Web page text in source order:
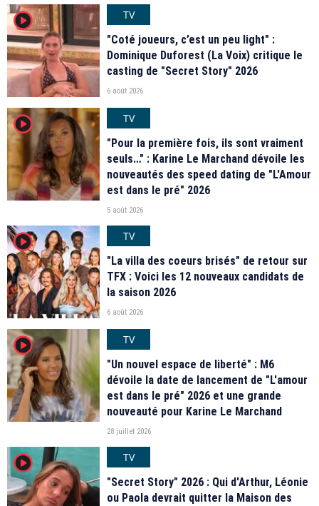
player2
TV
"Coté joueurs, c’est un peu light" :
Dominique Duforest (La Voix) critique le
casting de "Secret Story" 2026
6 août 2026
player2
TV
"Pour la première fois, ils sont vraiment
seuls…" : Karine Le Marchand dévoile les
nouveautés des speed dating de "L'Amour
est dans le pré" 2026
5 août 2026
player2
TV
"La villa des coeurs brisés" de retour sur
TFX : Voici les 12 nouveaux candidats de
la saison 2026
6 août 2026
player2
TV
"Un nouvel espace de liberté" : M6
dévoile la date de lancement de "L'amour
est dans le pré" 2026 et une grande
nouveauté pour Karine Le Marchand
28 juillet 2026
player2
TV
"Secret Story" 2026 : Qui d'Arthur, Léonie
ou Paola devrait quitter la Maison des